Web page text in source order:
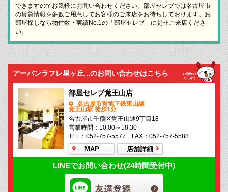
できますのでお気軽にお問い合わせください。部屋セレブでは名古屋市
の賃貸情報を多数ご用意してお客様のご来店をお待ちしております。お
部屋探しなら物件数・実績No.1の「部屋セレブ」に是非ご来店くださ
い。
アーバンラフレ星ヶ丘...のお問い合わせはこちら
部屋セレブ覚王山店
名古屋市営地下鉄東山線
覚王山駅 徒歩1分
名古屋市千種区覚王山通9丁目18
営業時間：10:00～18:30
TEL：052-757-5577 FAX：052-757-5588
MAP 店舗詳細
LINEでお問い合わせ(24時間受付中)